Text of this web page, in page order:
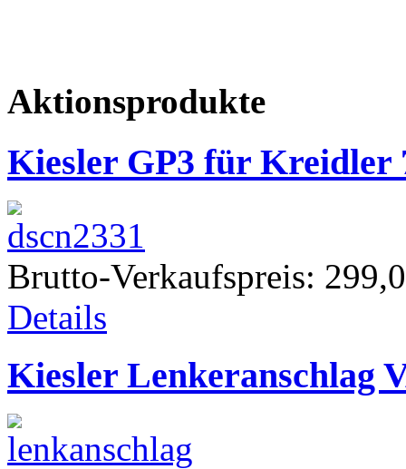
Aktionsprodukte
Kiesler GP3 für Kreidler
Brutto-Verkaufspreis:
Details
Kiesler Lenkeranschlag